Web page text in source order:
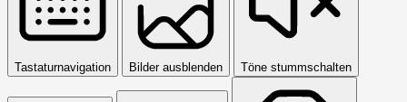
Tastaturnavigation Bilder ausblenden Töne stummschalten